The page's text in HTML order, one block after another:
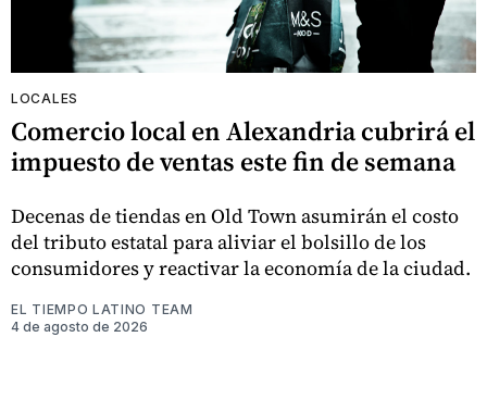
LOCALES
Comercio local en Alexandria cubrirá el
impuesto de ventas este fin de semana
Decenas de tiendas en Old Town asumirán el costo
del tributo estatal para aliviar el bolsillo de los
consumidores y reactivar la economía de la ciudad.
EL TIEMPO LATINO TEAM
4 de agosto de 2026